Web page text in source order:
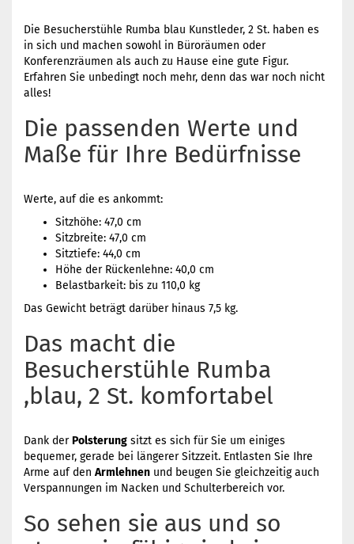
Die Besucherstühle Rumba blau Kunstleder, 2 St. haben es
in sich und machen sowohl in Büroräumen oder
Konferenzräumen als auch zu Hause eine gute Figur.
Erfahren Sie unbedingt noch mehr, denn das war noch nicht
alles!
Die passenden Werte und
Maße für Ihre Bedürfnisse
Werte, auf die es ankommt:
Sitzhöhe: 47,0 cm
Sitzbreite: 47,0 cm
Sitztiefe: 44,0 cm
Höhe der Rückenlehne: 40,0 cm
Belastbarkeit: bis zu 110,0 kg
Das Gewicht beträgt darüber hinaus 7,5 kg.
Das macht die
Besucherstühle Rumba
,blau, 2 St. komfortabel
Dank derPolsterung sitzt es sich für Sie um einiges
bequemer, gerade bei längerer Sitzzeit. Entlasten Sie Ihre
Arme auf den Armlehnen und beugen Sie gleichzeitig auch
Verspannungen im Nacken und Schulterbereich vor.
So sehen sie aus und so